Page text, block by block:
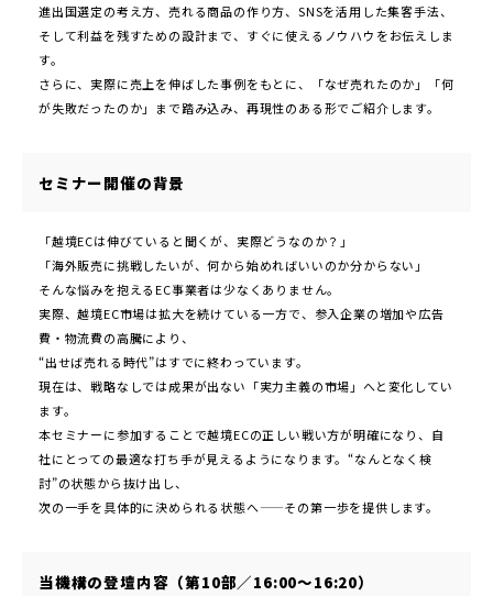
進出国選定の考え方、売れる商品の作り方、SNSを活用した集客手法、
そして利益を残すための設計まで、すぐに使えるノウハウをお伝えしま
す。
さらに、実際に売上を伸ばした事例をもとに、「なぜ売れたのか」「何
が失敗だったのか」まで踏み込み、再現性のある形でご紹介します。
セミナー開催の背景
「越境ECは伸びていると聞くが、実際どうなのか？」
「海外販売に挑戦したいが、何から始めればいいのか分からない」
そんな悩みを抱えるEC事業者は少なくありません。
実際、越境EC市場は拡大を続けている一方で、参入企業の増加や広告
費・物流費の高騰により、
“出せば売れる時代”はすでに終わっています。
現在は、戦略なしでは成果が出ない「実力主義の市場」へと変化してい
ます。
本セミナーに参加することで越境ECの正しい戦い方が明確になり、自
社にとっての最適な打ち手が見えるようになります。“なんとなく検
討”の状態から抜け出し、
次の一手を具体的に決められる状態へ——その第一歩を提供します。
当機構の登壇内容（第10部／16:00～16:20）